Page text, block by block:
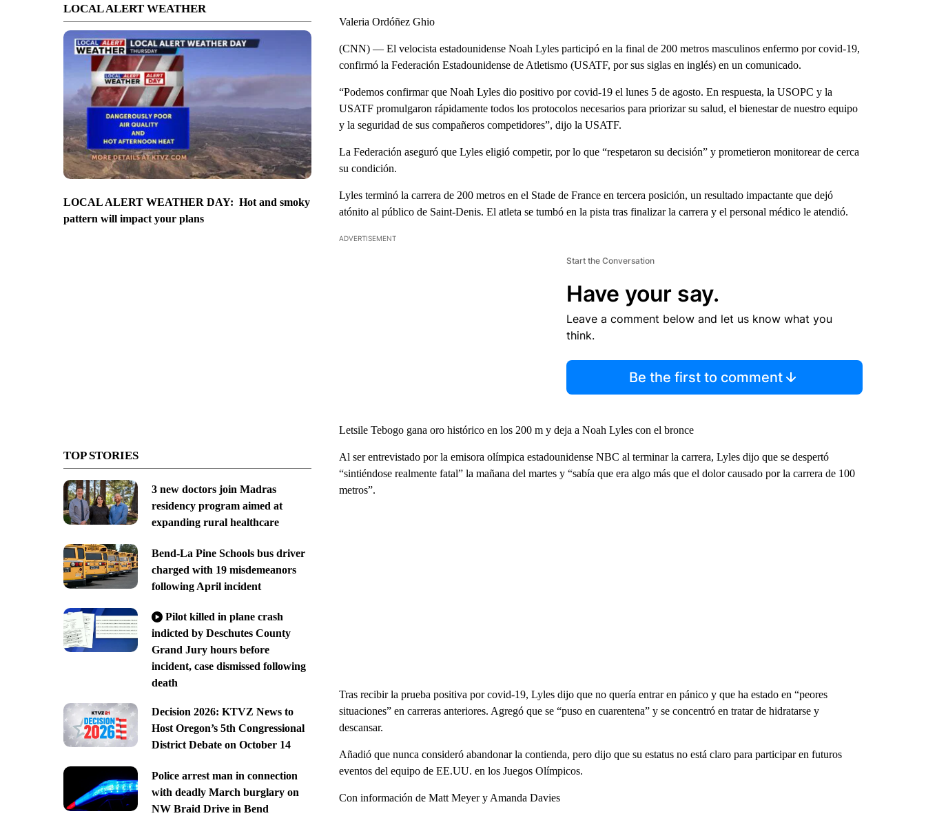
LOCAL ALERT WEATHER
LOCAL ALERT WEATHER DAY: Hot and smoky
pattern will impact your plans
TOP STORIES
3 new doctors join Madras
residency program aimed at
expanding rural healthcare
Bend-La Pine Schools bus driver
charged with 19 misdemeanors
following April incident
Pilot killed in plane crash
indicted by Deschutes County
Grand Jury hours before
incident, case dismissed following
death
Decision 2026: KTVZ News to
Host Oregon’s 5th Congressional
District Debate on October 14
Police arrest man in connection
with deadly March burglary on
NW Braid Drive in Bend
Valeria Ordóñez Ghio
(CNN) — El velocista estadounidense Noah Lyles participó en la final de 200 metros masculinos enfermo por covid-19,
confirmó la Federación Estadounidense de Atletismo (USATF, por sus siglas en inglés) en un comunicado.
“Podemos confirmar que Noah Lyles dio positivo por covid-19 el lunes 5 de agosto. En respuesta, la USOPC y la
USATF promulgaron rápidamente todos los protocolos necesarios para priorizar su salud, el bienestar de nuestro equipo
y la seguridad de sus compañeros competidores”, dijo la USATF.
La Federación aseguró que Lyles eligió competir, por lo que “respetaron su decisión” y prometieron monitorear de cerca
su condición.
Lyles terminó la carrera de 200 metros en el Stade de France en tercera posición, un resultado impactante que dejó
atónito al público de Saint-Denis. El atleta se tumbó en la pista tras finalizar la carrera y el personal médico le atendió.
ADVERTISEMENT
Start the Conversation
Have your say.
Leave a comment below and let us know what you
think.
Be the first to comment
Letsile Tebogo gana oro histórico en los 200 m y deja a Noah Lyles con el bronce
Al ser entrevistado por la emisora ​​​​olímpica estadounidense NBC al terminar la carrera, Lyles dijo que se despertó
“sintiéndose realmente fatal” la mañana del martes y “sabía que era algo más que el dolor causado por la carrera de 100
metros”.
Tras recibir la prueba positiva por covid-19, Lyles dijo que no quería entrar en pánico y que ha estado en “peores
situaciones” en carreras anteriores. Agregó que se “puso en cuarentena” y se concentró en tratar de hidratarse y
descansar.
Añadió ​​que nunca consideró abandonar la contienda, pero dijo que su estatus no está claro para participar en futuros
eventos del equipo de EE.UU. en los Juegos Olímpicos.
Con información de Matt Meyer y Amanda Davies